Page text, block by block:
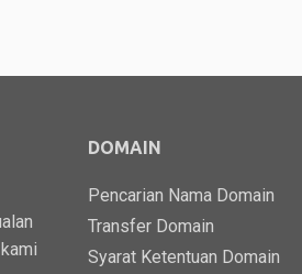
DOMAIN
Pencarian Nama Domain
Transfer Domain
Syarat Ketentuan Domain